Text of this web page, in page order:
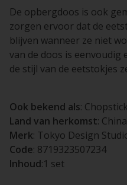
De opbergdoos is ook
zorgen ervoor dat de
blijven wanneer ze niet
van de doos is eenvoudig
de stijl van de eetstokjes
Ook bekend als:
Land van herkomst: China
Merk: Tokyo Design
Code: 8719323507234
Inhoud:1 set